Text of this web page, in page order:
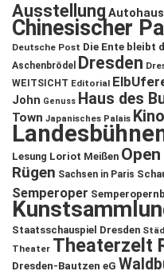
Ausstellung
Chinesischer
Deutsche Post Die Ente bleibt
Aschenbrödel
Dresden
WEITSICHT Editorial
John Genuss Haus des
Town Japanisches Palais Kino
Lesung Loriot Meißen
Rügen Sachsen in Paris
Semperoper
Staatsschauspiel Dresden
Theater Theaterzelt
Dresden-Bautzen eG